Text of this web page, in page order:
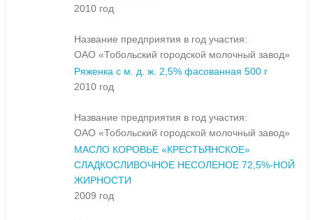
2010 год
Название предприятия в год участия:
ОАО «Тобольский городской молочный завод»
Ряженка с м. д. ж. 2,5% фасованная 500 г
2010 год
Название предприятия в год участия:
ОАО «Тобольский городской молочный завод»
МАСЛО КОРОВЬЕ «КРЕСТЬЯНСКОЕ»
СЛАДКОСЛИВОЧНОЕ НЕСОЛЕНОЕ 72,5%-НОЙ
ЖИРНОСТИ
2009 год